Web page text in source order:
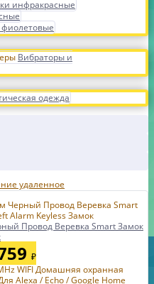
инфракрасные
фиолетовые
Вибраторы и
одежда
Провод Веревка Smart Замок
₽